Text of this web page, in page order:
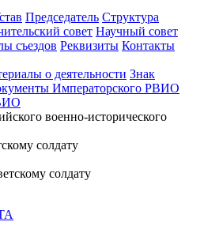
Председатель Структура
совет Научный совет
съездов Реквизиты Контакты
о деятельности Знак
Императорского РВИО
военно-исторического
солдату